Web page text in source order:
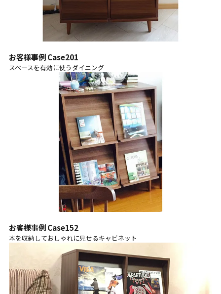
お客様事例 Case201
スペースを有効に使うダイニング
お客様事例 Case152
本を収納しておしゃれに見せるキャビネット